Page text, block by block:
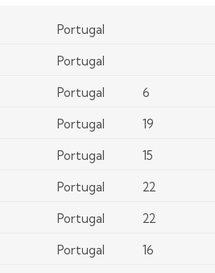
Portugal
Portugal
Portugal 6
Portugal 19
Portugal 15
Portugal 22
Portugal 22
Portugal 16